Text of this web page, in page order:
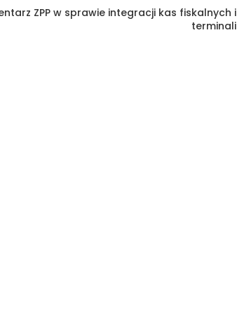
ZPP w sprawie integracji kas fiskalnych i
terminali